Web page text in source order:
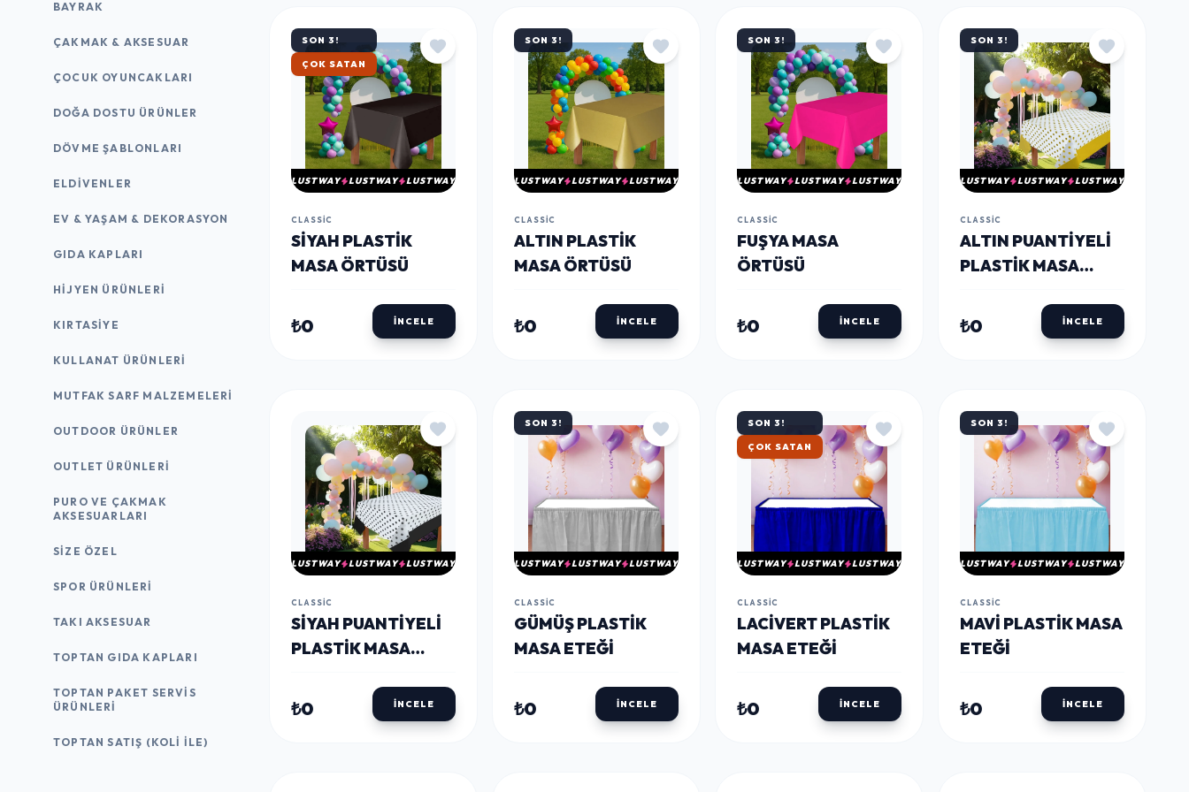
BAYRAK
ÇAKMAK & AKSESUAR
ÇOCUK OYUNCAKLARI
DOĞA DOSTU ÜRÜNLER
DÖVME ŞABLONLARI
ELDIVENLER
EV & YAŞAM & DEKORASYON
GIDA KAPLARI
HIJYEN ÜRÜNLERI
KIRTASİYE
KULLANAT ÜRÜNLERI
MUTFAK SARF MALZEMELERI
OUTDOOR ÜRÜNLER
OUTLET ÜRÜNLERI
PURO VE ÇAKMAK
AKSESUARLARI
SIZE ÖZEL
SPOR ÜRÜNLERI
TAKI AKSESUAR
TOPTAN GIDA KAPLARI
TOPTAN PAKET SERVIS
ÜRÜNLERI
TOPTAN SATIŞ (KOLI İLE)
SON 3!
HIZLI KARGO
LUSTWAY LUSTWAY LUSTWAY
CLASSIC
SIYAH PLASTIK
MASA ÖRTÜSÜ
₺0 İNCELE
SON 3!
LUSTWAY LUSTWAY LUSTWAY
CLASSIC
ALTIN PLASTIK
MASA ÖRTÜSÜ
₺0 İNCELE
SON 3!
LUSTWAY LUSTWAY LUSTWAY
CLASSIC
FUŞYA MASA
ÖRTÜSÜ
₺0 İNCELE
SON 3!
LUSTWAY LUSTWAY LUSTWAY
CLASSIC
ALTIN PUANTIYELI
PLASTIK MASA
₺0 İNCELE
LUSTWAY LUSTWAY LUSTWAY
CLASSIC
SIYAH PUANTIYELI
PLASTIK MASA
₺0 İNCELE
SON 3!
LUSTWAY LUSTWAY LUSTWAY
CLASSIC
GÜMÜŞ PLASTIK
MASA ETEĞI
₺0 İNCELE
SON 3!
HIZLI KARGO
LUSTWAY LUSTWAY LUSTWAY
CLASSIC
LACIVERT PLASTIK
MASA ETEĞI
₺0 İNCELE
SON 3!
LUSTWAY LUSTWAY LUSTWAY
CLASSIC
MAVI PLASTIK MASA
ETEĞI
₺0 İNCELE